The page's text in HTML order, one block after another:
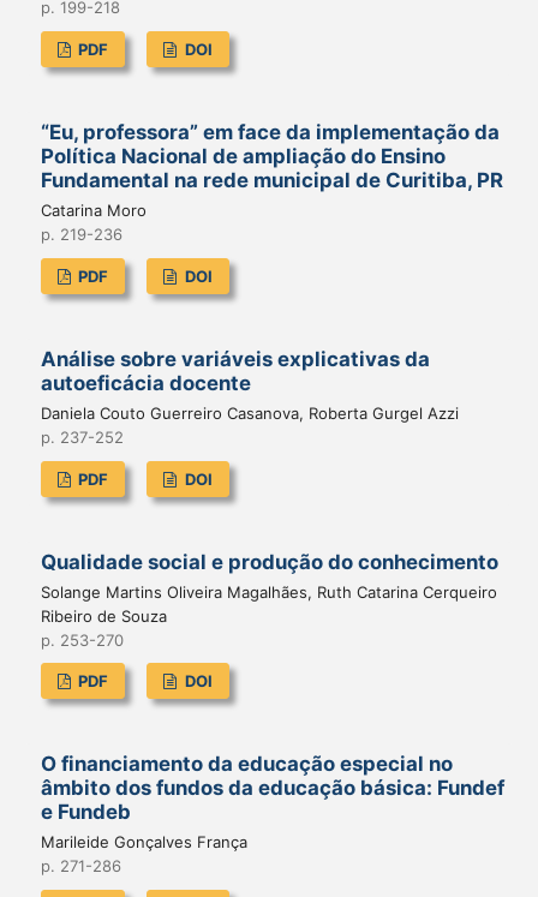
p. 199-218
PDF DOI
“Eu, professora” em face da implementação da
Política Nacional de ampliação do Ensino
Fundamental na rede municipal de Curitiba, PR
Catarina Moro
p. 219-236
PDF DOI
Análise sobre variáveis explicativas da
autoeficácia docente
Daniela Couto Guerreiro Casanova, Roberta Gurgel Azzi
p. 237-252
PDF DOI
Qualidade social e produção do conhecimento
Solange Martins Oliveira Magalhães, Ruth Catarina Cerqueiro
Ribeiro de Souza
p. 253-270
PDF DOI
O financiamento da educação especial no
âmbito dos fundos da educação básica: Fundef
e Fundeb
Marileide Gonçalves França
p. 271-286